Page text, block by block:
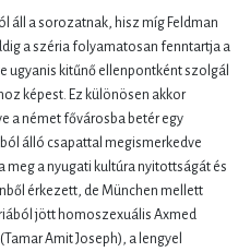
áll a sorozatnak, hisz míg Feldman
a széria folyamatosan fenntartja a
ugyanis kitűnő ellenpontként szolgál
képest. Ez különösen akkor
a német fővárosba betér egy
álló csapattal megismerkedve
meg a nyugati kultúra nyitottságát és
érkezett, de München mellett
jött homoszexuális Axmed
Amit Joseph), a lengyel